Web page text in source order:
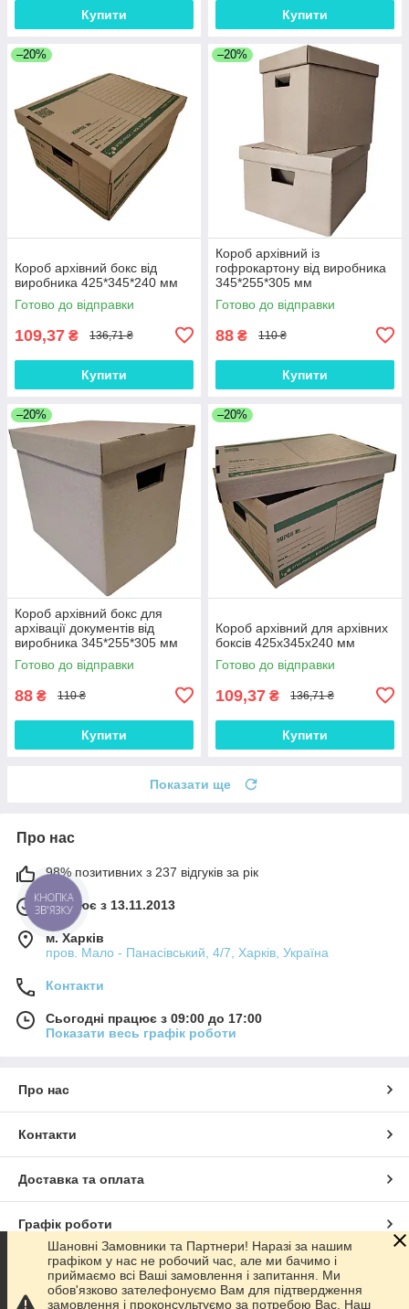
Купити Купити
–20%
Короб архівний бокс від
виробника 425*345*240 мм
Готово до відправки
109,37 ₴ 136,71 ₴
Купити
–20%
Короб архівний із
гофрокартону від виробника
345*255*305 мм
Готово до відправки
88 ₴ 110 ₴
Купити
–20%
Короб архівний бокс для
архівації документів від
виробника 345*255*305 мм
від 100 шт.
Готово до відправки
88 ₴ 110 ₴
Купити
–20%
Короб архівний для архівних
боксів 425х345х240 мм
Готово до відправки
109,37 ₴ 136,71 ₴
Купити
Показати ще
Про нас
98% позитивних з 237 відгуків за рік
Працює з 13.11.2013
м. Харків
пров. Мало - Панасівський, 4/7, Харків, Україна
Контакти
Сьогодні працює з 09:00 до 17:00
Показати весь графік роботи
Про нас
Контакти
Доставка та оплата
Графік роботи
Повна версія сайту
Шановні Замовники та Партнери! Наразі за нашим
графіком у нас не робочий час, але ми бачимо і
приймаємо всі Ваші замовлення і запитання. Ми
обов'язково зателефонуємо Вам для підтвердження
замовлення і проконсультуємо за потребою Вас. Наш
КНОПКА
ЗВ'ЯЗКУ